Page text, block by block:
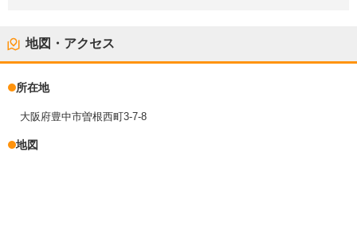
地図・アクセス
所在地
大阪府豊中市曽根西町3-7-8
地図